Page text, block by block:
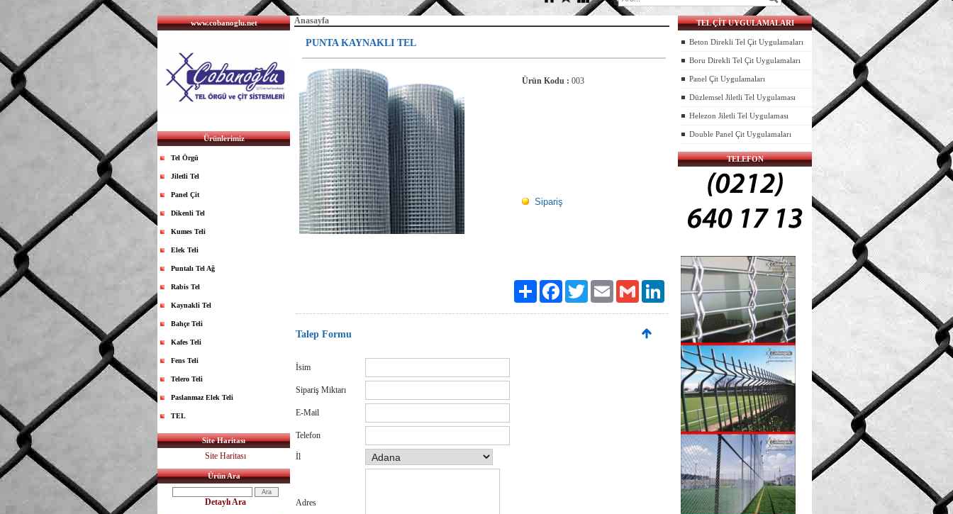
www.cobanoglu.net
Ürünlerimiz
Tel Örgü
Jiletli Tel
Panel Çit
Dikenli Tel
Kumes Teli
Elek Teli
Puntalı Tel Ağ
Rabis Tel
Kaynakli Tel
Bahçe Teli
Kafes Teli
Fens Teli
Telero Teli
Paslanmaz Elek Teli
TEL
Site Haritası
Site Haritası
Ürün Ara
Detaylı Ara
Anasayfa
PUNTA KAYNAKLI TEL
Ürün Kodu : 003
Sipariş
Paylaş FacebookTwitter Email Gmail LinkedIn
Talep Formu
İsim
Sipariş Miktarı
E-Mail
Telefon
İl
Adres
TEL ÇİT UYGULAMALARI
Beton Direkli Tel Çit Uygulamaları
Boru Direkli Tel Çit Uygulamaları
Panel Çit Uygulamaları
Düzlemsel Jiletli Tel Uygulaması
Helezon Jiletli Tel Uygulaması
Double Panel Çit Uygulamaları
TELEFON